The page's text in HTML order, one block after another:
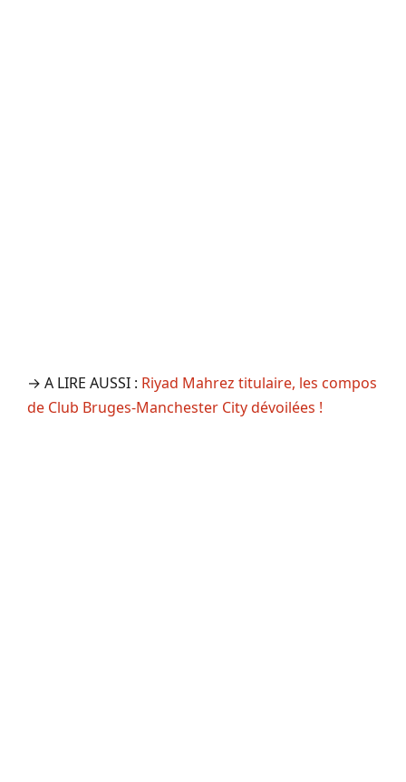
→ A LIRE AUSSI : Riyad Mahrez titulaire, les compos
de Club Bruges-Manchester City dévoilées !